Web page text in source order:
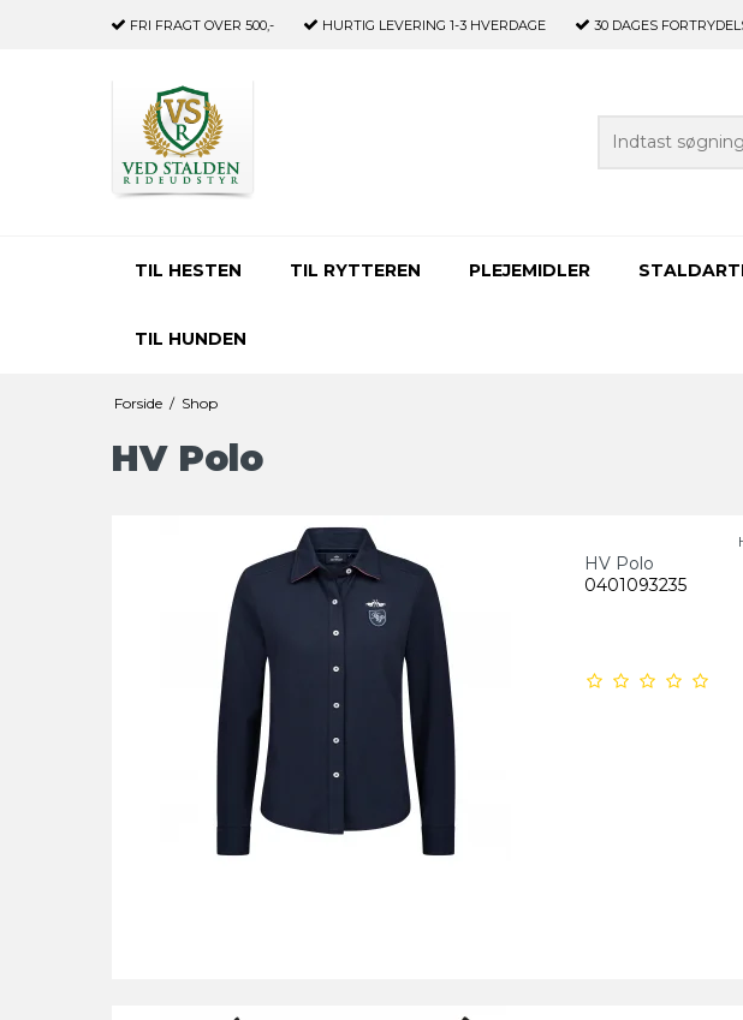
FRI FRAGT OVER 500,- HURTIG LEVERING 1-3 HVERDAGE 30 DAGES
TIL HESTEN TIL RYTTEREN PLEJEMIDLER
TIL HUNDEN
Forside / Shop
HV Polo
HV Polo
0401093235